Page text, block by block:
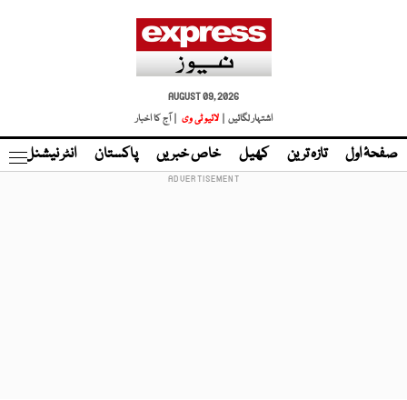
AUGUST 09, 2026
اشتہار لگائیں |
لائیو ٹی وی | آج کا اخبار
صفحۂ اول تازہ ترین کھیل خاص خبریں پاکستان انٹر نیشنل